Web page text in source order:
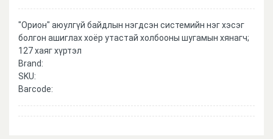
"Орион" аюулгүй байдлын нэгдсэн системийн нэг хэсэг
болгон ашиглах хоёр утастай холбооны шугамын хянагч;
127 хаяг хүртэл
Brand:
SKU:
Barcode: